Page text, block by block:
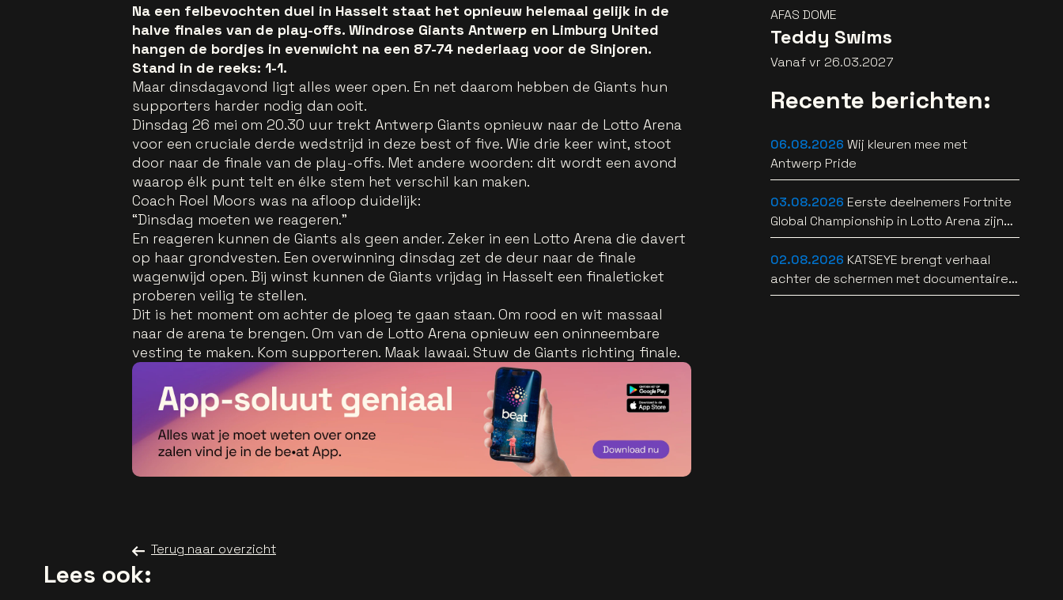
Na een felbevochten duel in Hasselt staat het opnieuw helemaal gelijk in de
halve finales van de play-offs. Windrose Giants Antwerp en Limburg United
hangen de bordjes in evenwicht na een 87-74 nederlaag voor de Sinjoren.
Stand in de reeks: 1-1.
Maar dinsdagavond ligt alles weer open. En net daarom hebben de Giants hun
supporters harder nodig dan ooit.
Dinsdag 26 mei om 20.30 uur trekt Antwerp Giants opnieuw naar de Lotto Arena
voor een cruciale derde wedstrijd in deze best of five. Wie drie keer wint, stoot
door naar de finale van de play-offs. Met andere woorden: dit wordt een avond
waarop élk punt telt en élke stem het verschil kan maken.
Coach Roel Moors was na afloop duidelijk:
“Dinsdag moeten we reageren.”
En reageren kunnen de Giants als geen ander. Zeker in een Lotto Arena die davert
op haar grondvesten. Een overwinning dinsdag zet de deur naar de finale
wagenwijd open. Bij winst kunnen de Giants vrijdag in Hasselt een finaleticket
proberen veilig te stellen.
Dit is het moment om achter de ploeg te gaan staan. Om rood en wit massaal
naar de arena te brengen. Om van de Lotto Arena opnieuw een oninneembare
vesting te maken. Kom supporteren. Maak lawaai. Stuw de Giants richting finale.
Terug naar overzicht
AFAS DOME
Teddy Swims
Vanaf vr 26.03.2027
Recente berichten:
06.08.2026 Wij kleuren mee met
Antwerp Pride
03.08.2026 Eerste deelnemers Fortnite
Global Championship in Lotto Arena zijn
bekend
02.08.2026 KATSEYE brengt verhaal
achter de schermen met documentaire
WILD HEARTS [trailer]
Lees ook: